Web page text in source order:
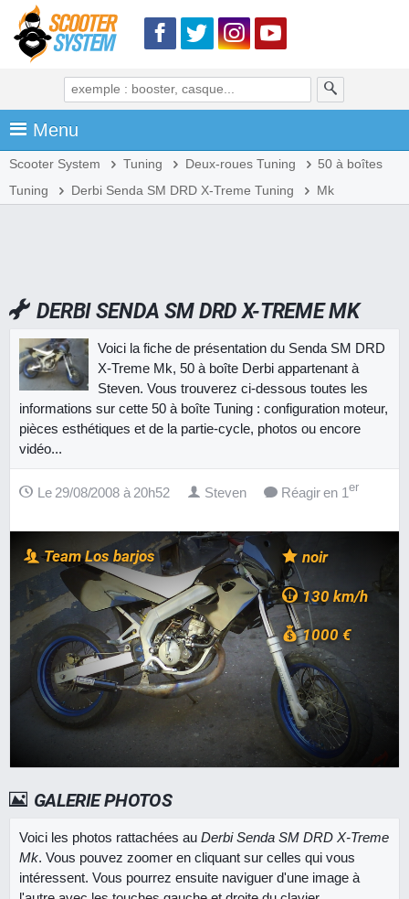
Menu
Scooter System Tuning Deux-roues Tuning
50 à boîtes
Tuning
Derbi Senda SM DRD X-Treme Tuning Mk
DERBI SENDA SM DRD X-TREME MK
Voici la fiche de présentation du Senda SM DRD
X-Treme Mk, 50 à boîte Derbi appartenant à
Steven. Vous trouverez ci-dessous toutes les
informations sur cette 50 à boîte Tuning : configuration moteur,
pièces esthétiques et de la partie-cycle, photos ou encore
vidéo...
Le 29/08/2008 à 20h52 Steven Réagir en 1 er
Team Los barjos noir
130 km/h
1000 €
GALERIE PHOTOS
Voici les photos rattachées au Derbi Senda SM DRD X-Treme
Mk. Vous pouvez zoomer en cliquant sur celles qui vous
intéressent. Vous pourrez ensuite naviguer d'une image à